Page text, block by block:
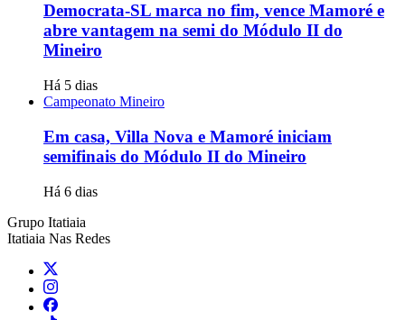
Democrata-SL marca no fim, vence Mamoré e
abre vantagem na semi do Módulo II do
Mineiro
Há 5 dias
Campeonato Mineiro
Em casa, Villa Nova e Mamoré iniciam
semifinais do Módulo II do Mineiro
Há 6 dias
Grupo Itatiaia
Itatiaia Nas Redes